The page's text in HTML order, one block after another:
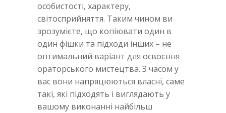
особистості, характеру,
світосприйняття. Таким чином ви
зрозумієте, що копіювати один в
один фішки та підходи інших – не
оптимальний варіант для освоєння
ораторського мистецтва. З часом у
вас вони напряцюються власні, саме
такі, які підходять і виглядають у
вашому виконанні найбільш